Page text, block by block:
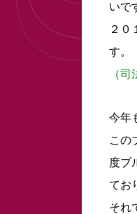
いで
２０
す。
（
今年
この
度ブ
てお
それ